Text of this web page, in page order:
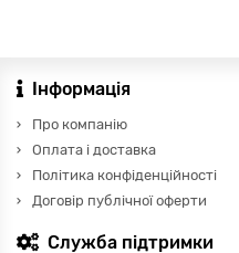
Інформація
Про компанію
Оплата і доставка
Політика конфіденційності
Договір публічної оферти
Служба підтримки